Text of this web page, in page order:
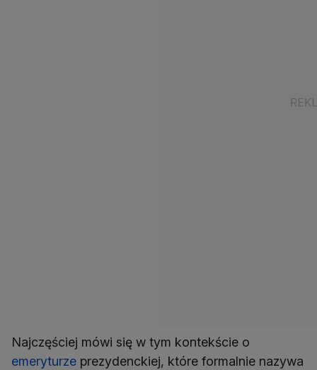
Najczęściej mówi się w tym kontekście o
emeryturze prezydenckiej, które formalnie nazywa